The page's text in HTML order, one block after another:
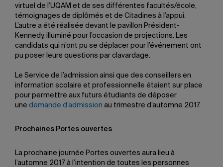
virtuel de l’UQAM et de ses différentes facultés/école,
témoignages de diplômés et de Citadines à l’appui.
L’autre a été réalisée devant le pavillon Président-
Kennedy, illuminé pour l’occasion de projections. Les
candidats qui n’ont pu se déplacer pour l’événement ont
pu poser leurs questions par clavardage.
Le Service de l’admission ainsi que des conseillers en
information scolaire et professionnelle étaient sur place
pour permettre aux futurs étudiants de déposer
une demande d’admission au trimestre d’automne 2017.
Prochaines Portes ouvertes
La prochaine journée Portes ouvertes aura lieu à
l’automne 2017 à l’intention de toutes les personnes